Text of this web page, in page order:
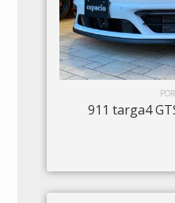
911 targa4